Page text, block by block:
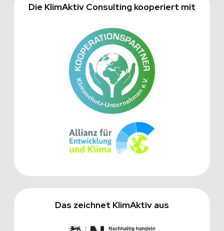
Die KlimAktiv Consulting kooperiert mit
Das zeichnet KlimAktiv aus